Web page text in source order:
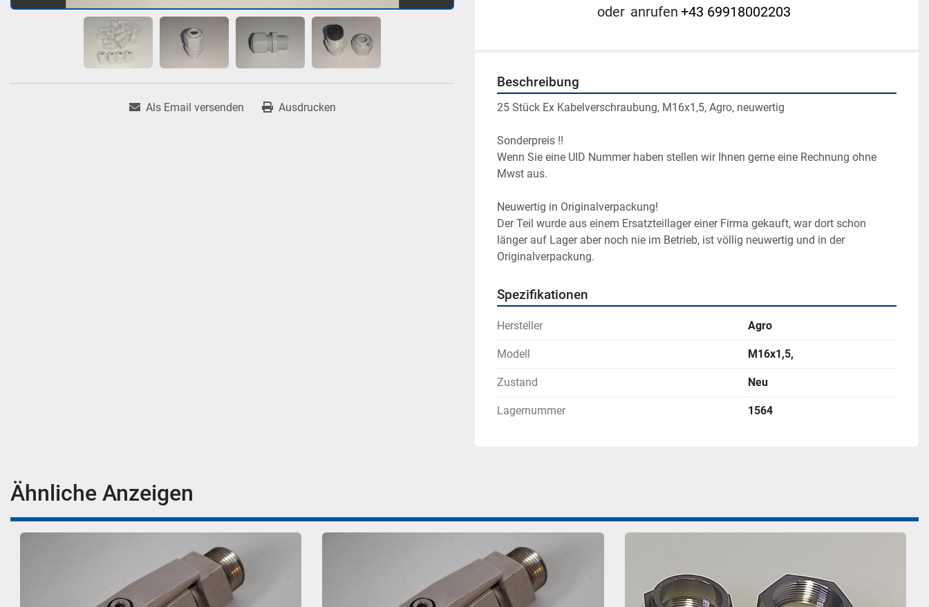
Als Email versenden Ausdrucken
oder anrufen +43 69918002203
Beschreibung
25 Stück Ex Kabelverschraubung, M16x1,5, Agro, neuwertig
Sonderpreis !!
Wenn Sie eine UID Nummer haben stellen wir Ihnen gerne eine Rechnung ohne
Mwst aus.
Neuwertig in Originalverpackung!
Der Teil wurde aus einem Ersatzteillager einer Firma gekauft, war dort schon
länger auf Lager aber noch nie im Betrieb, ist völlig neuwertig und in der
Originalverpackung.
Spezifikationen
Hersteller Agro
Modell M16x1,5,
Zustand Neu
Lagernummer 1564
Ähnliche Anzeigen